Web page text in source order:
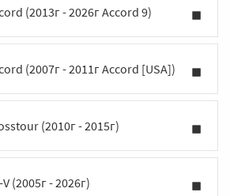
(2013г - 2026г Accord 9)
(2007г - 2011г Accord [USA])
(2010г - 2015г)
(2005г - 2026г)